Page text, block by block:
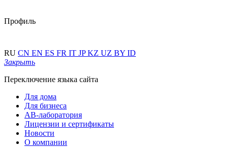
Профиль
RU CN EN ES FR IT JPKZ UZ BY ID
Закрыть
Переключение языка сайта
Для дома
Для бизнеса
АВ-лаборатория
Лицензии и сертификаты
Новости
О компании